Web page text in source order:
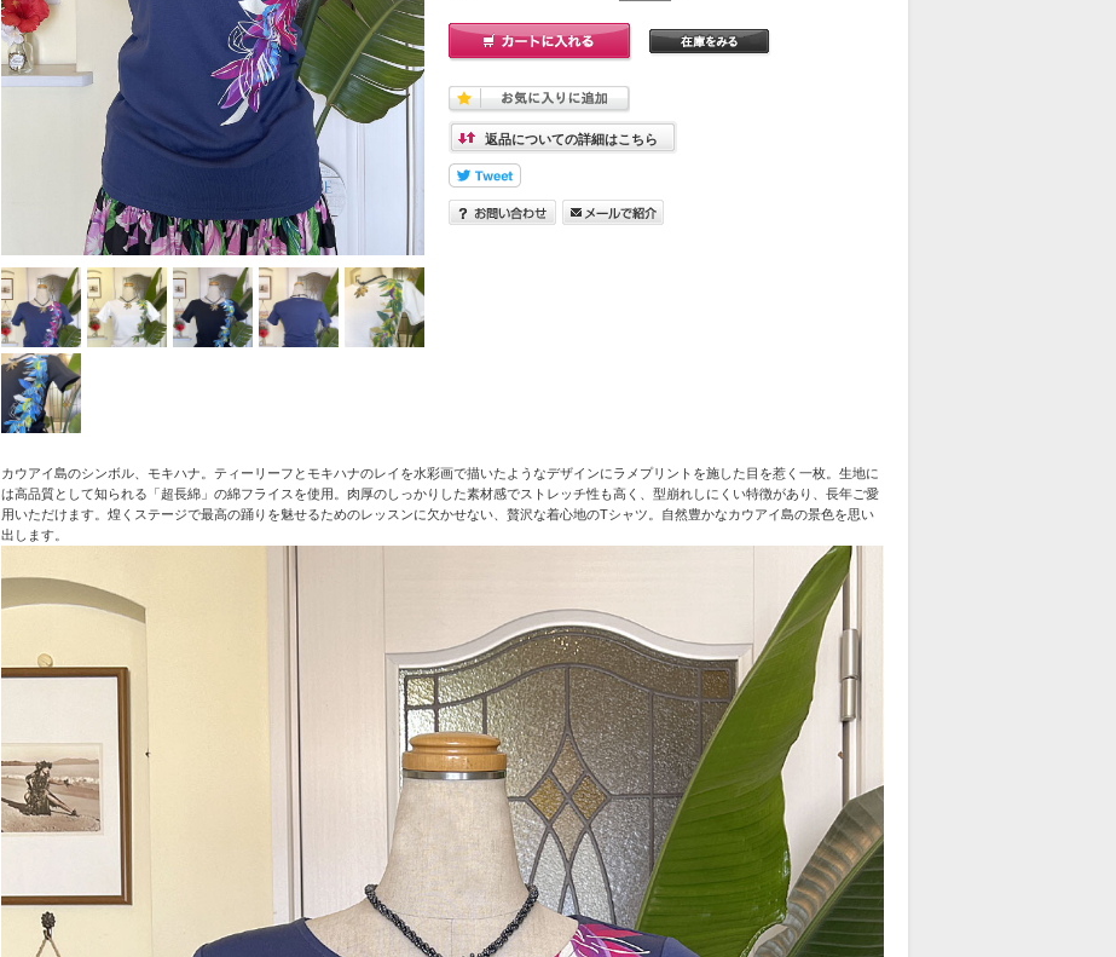
返品についての詳細はこちら
カウアイ島のシンボル、モキハナ。ティーリーフとモキハナのレイを水彩画で描いたようなデザインにラメプリントを施した目を惹く一枚。生地に
は高品質として知られる「超長綿」の綿フライスを使用。肉厚のしっかりした素材感でストレッチ性も高く、型崩れしにくい特徴があり、長年ご愛
用いただけます。煌くステージで最高の踊りを魅せるためのレッスンに欠かせない、贅沢な着心地のTシャツ。自然豊かなカウアイ島の景色を思い
出します。